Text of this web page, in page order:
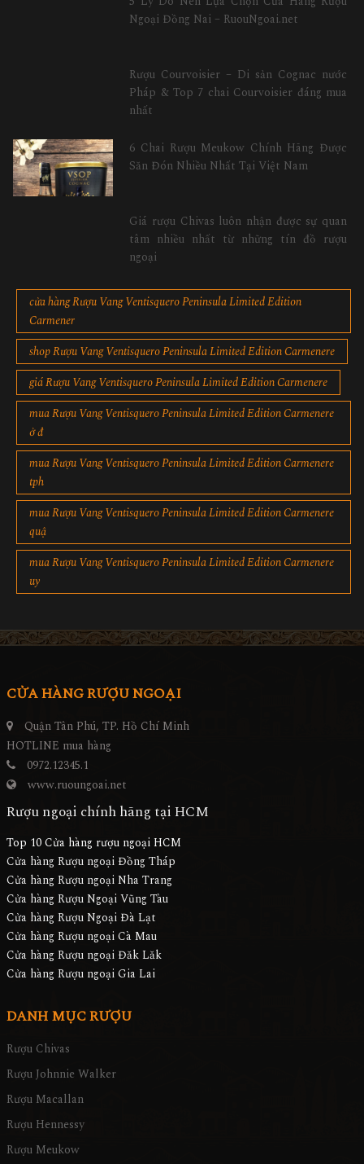
Ngoại Đồng Nai – RuouNgoai.net
Rượu Courvoisier – Di sản Cognac nước
Pháp & Top 7 chai Courvoisier đáng mua
nhất
6 Chai Rượu Meukow Chính Hãng Được
Săn Đón Nhiều Nhất Tại Việt Nam
Giá rượu Chivas luôn nhận được sự quan
tâm nhiều nhất từ những tín đồ rượu
ngoại
cửa hàng Rượu Vang Ventisquero Peninsula Limited Edition
Carmener
shop Rượu Vang Ventisquero Peninsula Limited Edition Carmenere
giá Rượu Vang Ventisquero Peninsula Limited Edition Carmenere
mua Rượu Vang Ventisquero Peninsula Limited Edition Carmenere
ở đ
mua Rượu Vang Ventisquero Peninsula Limited Edition Carmenere
tph
mua Rượu Vang Ventisquero Peninsula Limited Edition Carmenere
quậ
mua Rượu Vang Ventisquero Peninsula Limited Edition Carmenere
uy
CỬA HÀNG RƯỢU NGOẠI
Quận Tân Phú, TP. Hồ Chí Minh
HOTLINE mua hàng
0972.12345.1
www.ruoungoai.net
Rượu ngoại chính hãng tại HCM
Top 10 Cửa hàng rượu ngoại HCM
Cửa hàng Rượu ngoại Đồng Tháp
Cửa hàng Rượu ngoại Nha Trang
Cửa hàng Rượu Ngoại Vũng Tàu
Cửa hàng Rượu Ngoại Đà Lạt
Cửa hàng Rượu ngoại Cà Mau
Cửa hàng Rượu ngoại Đăk Lăk
Cửa hàng Rượu ngoại Gia Lai
DANH MỤC RƯỢU
Rượu Chivas
Rượu Johnnie Walker
Rượu Macallan
Rượu Hennessy
Rượu Meukow